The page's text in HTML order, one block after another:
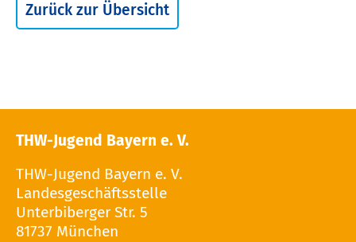
Zurück zur Übersicht
THW-Jugend Bayern e. V.
THW-Jugend Bayern e. V.
Landesgeschäftsstelle
Unterbiberger Str. 5
81737 München